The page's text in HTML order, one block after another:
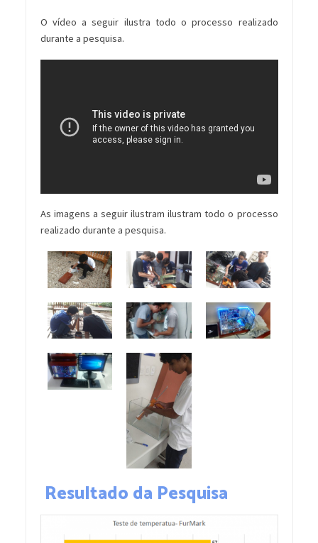
O vídeo a seguir ilustra todo o processo realizado
durante a pesquisa.
As imagens a seguir ilustram ilustram todo o processo
realizado durante a pesquisa.
Resultado da Pesquisa